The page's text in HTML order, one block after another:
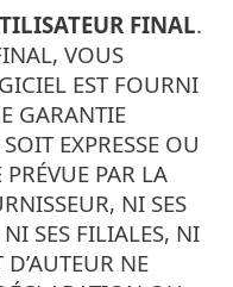
FINAL.
VOUS
EST FOURNI
GARANTIE
EXPRESSE OU
PAR LA
NI SES
SES FILIALES, NI
NE